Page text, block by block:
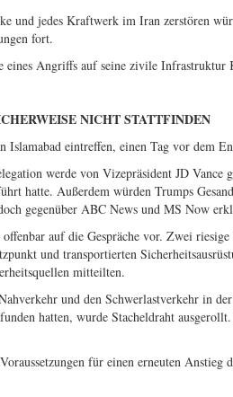
und jedes Kraftwerk im Iran zerstören
fort.
Angriffs auf seine zivile Infrastruktur
NICHT STATTFINDEN
Islamabad eintreffen, einen Tag vor dem
werde von Vizepräsident JD Vance
hatte. Außerdem würden Trumps
gegenüber ABC News und MS Now
auf die Gespräche vor. Zwei
und transportierten
mitteilten.
und den Schwerlastverkehr in
hatten, wurde Stacheldraht
für einen erneuten Anstieg